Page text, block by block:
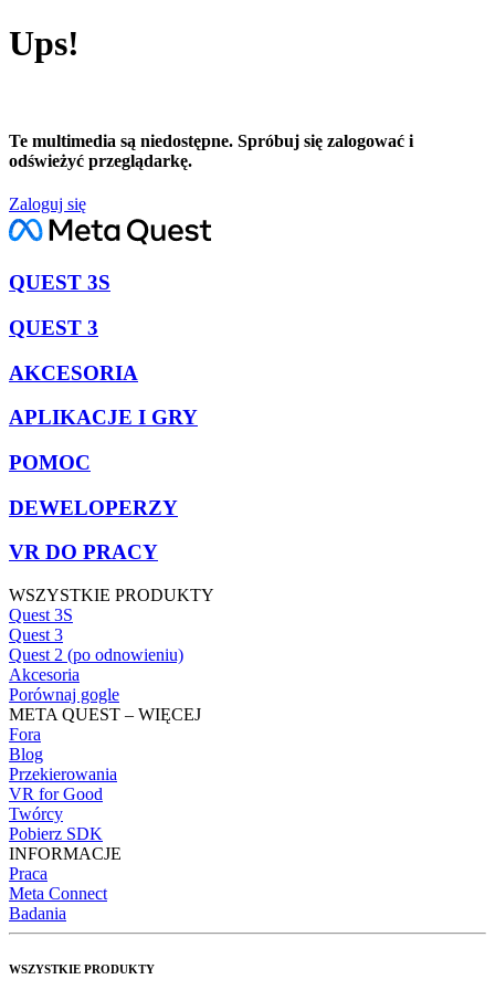
Ups!
Te multimedia są niedostępne. Spróbuj się zalogować i
odświeżyć przeglądarkę.
Zaloguj się
QUEST 3S
QUEST 3
AKCESORIA
APLIKACJE I GRY
POMOC
DEWELOPERZY
VR DO PRACY
WSZYSTKIE PRODUKTY
Quest 3S
Quest 3
Quest 2 (po odnowieniu)
Akcesoria
Porównaj gogle
META QUEST – WIĘCEJ
Fora
Blog
Przekierowania
VR for Good
Twórcy
Pobierz SDK
INFORMACJE
Praca
Meta Connect
Badania
WSZYSTKIE PRODUKTY